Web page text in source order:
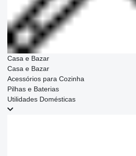
Casa e Bazar
Casa e Bazar
Acessórios para Cozinha
Pilhas e Baterias
Utilidades Domésticas